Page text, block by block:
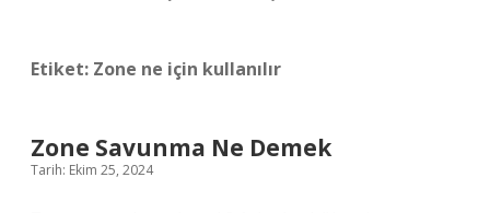
Etiket: Zone ne için kullanılır
Zone Savunma Ne Demek
Tarih: Ekim 25, 2024